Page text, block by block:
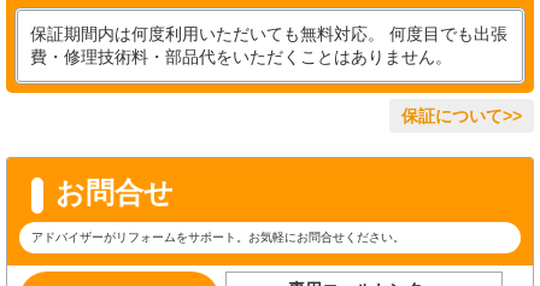
保証期間内は何度利用いただいても無料対応。 何度目でも出張
費・修理技術料・部品代をいただくことはありません。
保証について>>
お問合せ
アドバイザーがリフォームをサポート。お気軽にお問合せください。